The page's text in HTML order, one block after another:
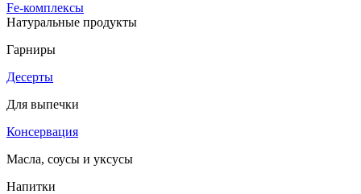
Fe-комплексы
Натуральные продукты
Гарниры
Десерты
Для выпечки
Консервация
Масла, соусы и уксусы
Напитки